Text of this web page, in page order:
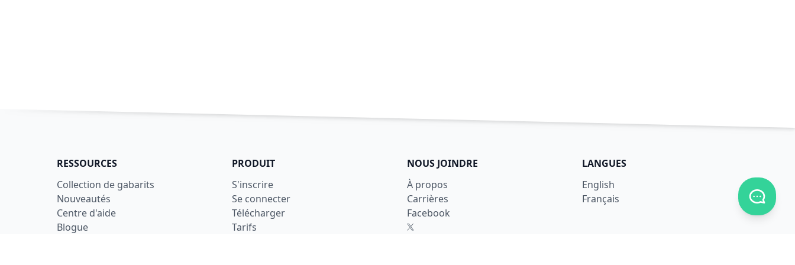
RESSOURCES
Collection de gabarits
Nouveautés
Centre d'aide
Blogue
PRODUIT
S'inscrire
Se connecter
Télécharger
Tarifs
NOUS JOINDRE
À propos
Carrières
Facebook
X
LANGUES
English
Français